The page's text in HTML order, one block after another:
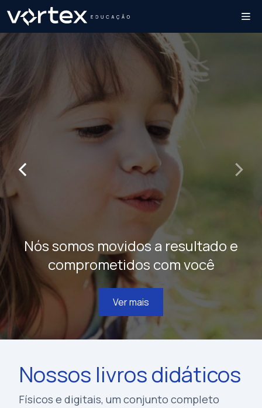
Nós somos movidos a resultado e
comprometidos com você
Ver mais
‹ ›
Nossos livros didáticos
Físicos e digitais, um conjunto completo